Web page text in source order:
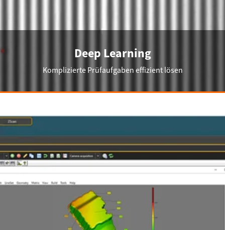
Deep Learning
Komplizierte Prüfaufgaben effizient lösen